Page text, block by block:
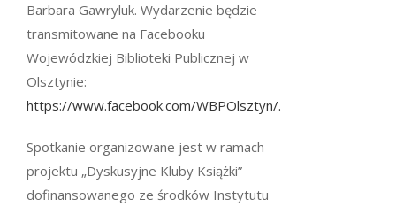
Barbara Gawryluk. Wydarzenie będzie
transmitowane na Facebooku
Wojewódzkiej Biblioteki Publicznej w
Olsztynie:
https://www.facebook.com/WBPOlsztyn/.
Spotkanie organizowane jest w ramach
projektu „Dyskusyjne Kluby Książki”
dofinansowanego ze środków Instytutu